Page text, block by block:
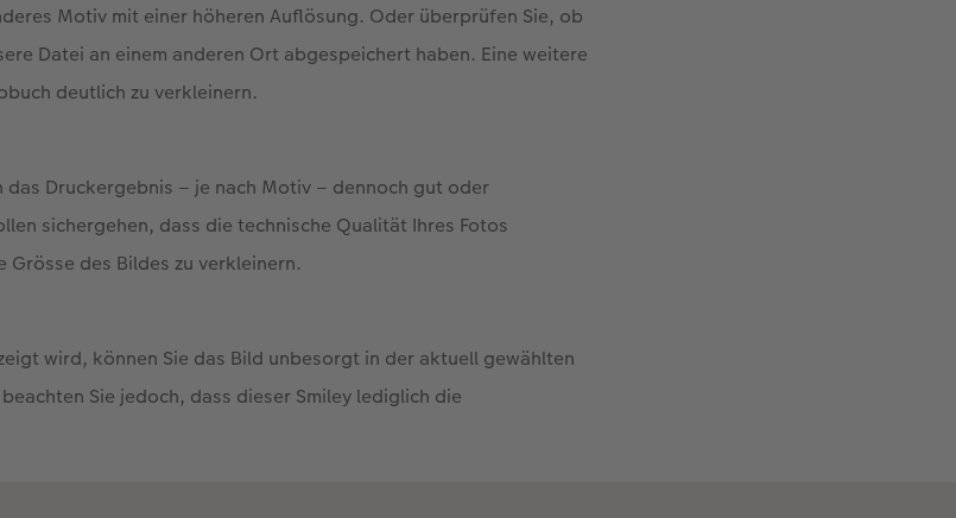
Motiv mit einer höheren Auflösung. Oder überprüfen Sie, ob
Datei an einem anderen Ort abgespeichert haben. Eine weitere
deutlich zu verkleinern.
das Druckergebnis – je nach Motiv – dennoch gut oder
sichergehen, dass die technische Qualität Ihres Fotos
Grösse des Bildes zu verkleinern.
wird, können Sie das Bild unbesorgt in der aktuell gewählten
Sie jedoch, dass dieser Smiley lediglich die